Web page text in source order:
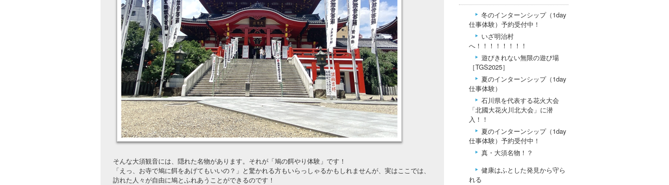
そんな大須観音には、隠れた名物があります。それが「鳩の餌やり体験」です！
「えっ、お寺で鳩に餌をあげてもいいの？」と驚かれる方もいらっしゃるかもしれませんが、実はここでは、
訪れた人々が自由に鳩とふれあうことができるのです！
冬のインターンシップ（1day
仕事体験）予約受付中！
いざ明治村
へ！！！！！！！！
遊びきれない無限の遊び場
［TGS2025］
夏のインターンシップ（1day
仕事体験）
石川県を代表する花火大会
「北國大花火川北大会」に潜
入！！
夏のインターンシップ（1day
仕事体験）予約受付中！
真・大須名物！？
健康はふとした発見から守ら
れる